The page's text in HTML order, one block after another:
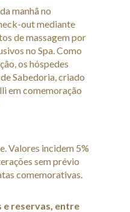
manhã no
out mediante
de massagem por
no Spa. Como
os hóspedes
Sabedoria, criado
em comemoração
Valores incidem 5%
sem prévio
comemorativas.
e reservas, entre